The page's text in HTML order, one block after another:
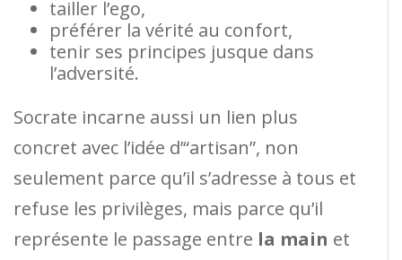
tailler l’ego,
préférer la vérité au confort,
tenir ses principes jusque dans
l’adversité.
Socrate incarne aussi un lien plus
concret avec l’idée d’“artisan”, non
seulement parce qu’il s’adresse à tous et
refuse les privilèges, mais parce qu’il
représente le passage entre la main et